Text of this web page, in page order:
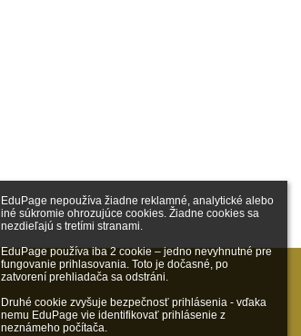
EduPage nepoužíva žiadne reklamné, analytické alebo
iné súkromie ohrozujúce cookies. Žiadne cookies sa
nezdieľajú s tretími stranami.
EduPage používa iba 2 cookie – jedno nevyhnutné pre
fungovanie prihlasovania. Toto je dočasné, po
zatvorení prehliadača sa odstráni.
Druhé cookie zvyšuje bezpečnosť prihlásenia - vďaka
nemu EduPage vie identifikovať prihlásenie z
neznámeho počítača.